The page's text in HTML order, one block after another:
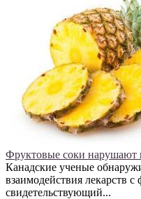
Фруктовые соки нарушают
Канадские ученые
взаимодействия лекарств
свидетельствующий...